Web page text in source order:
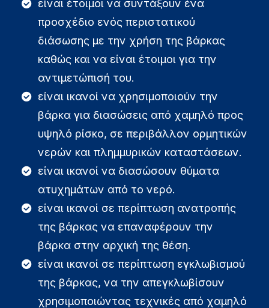
είναι έτοιμοι να συντάξουν ένα
προσχέδιο ενός περιστατικού
διάσωσης με την χρήση της βάρκας
καθώς και να είναι έτοιμοι για την
αντιμετώπισή του.
είναι ικανοί να χρησιμοποιούν την
βάρκα για διασώσεις από χαμηλό προς
υψηλό ρίσκο, σε περιβάλλον ορμητικών
νερών και πλημμυρικών καταστάσεων.
είναι ικανοί να διασώσουν θύματα
ατυχημάτων από το νερό.
είναι ικανοί σε περίπτωση ανατροπής
της βάρκας να επαναφέρουν την
βάρκα στην αρχική της θέση.
είναι ικανοί σε περίπτωση εγκλωβισμού
της βάρκας, να την απεγκλωβίσουν
χρησιμοποιώντας τεχνικές από χαμηλό